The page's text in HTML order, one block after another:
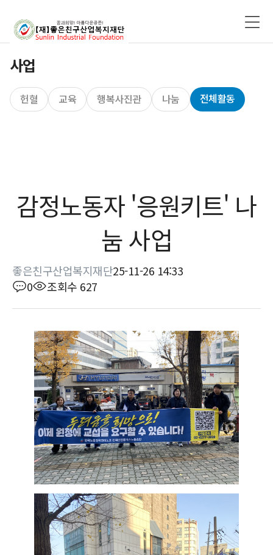
사업
헌혈 교육 행복사진관 나눔 전체활동
감정노동자 '응원키트' 나
눔 사업
좋은친구산업복지재단25-11-26 14:33
0
조회수 627